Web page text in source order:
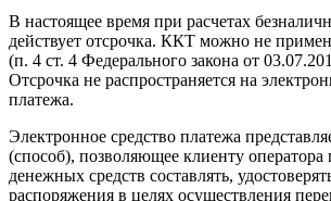
В настоящее время при расчетах
действует отсрочка. ККТ можно не
(п. 4 ст. 4 Федерального закона от
Отсрочка не распространяется на
платежа.
Электронное средство платежа
(способ), позволяющее клиенту оператора
денежных средств составлять,
распоряжения в целях осуществления